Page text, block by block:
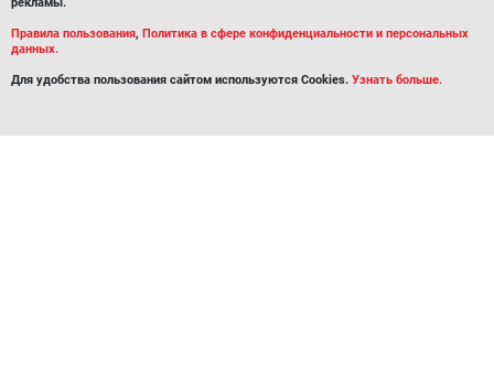
Правила пользования, Политика в сфере конфиденциальности и персональных
данных.
Для удобства пользования сайтом используются Cookies. Узнать больше.